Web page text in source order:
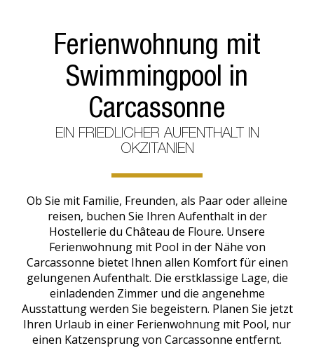
Ferienwohnung mit
Swimmingpool in
Carcassonne
EIN FRIEDLICHER AUFENTHALT IN
OKZITANIEN
Ob Sie mit Familie, Freunden, als Paar oder alleine
reisen, buchen Sie Ihren Aufenthalt in der
Hostellerie du Château de Floure. Unsere
Ferienwohnung mit Pool in der Nähe von
Carcassonne bietet Ihnen allen Komfort für einen
gelungenen Aufenthalt. Die erstklassige Lage, die
einladenden Zimmer und die angenehme
Ausstattung werden Sie begeistern. Planen Sie jetzt
Ihren Urlaub in einer Ferienwohnung mit Pool, nur
einen Katzensprung von Carcassonne entfernt.